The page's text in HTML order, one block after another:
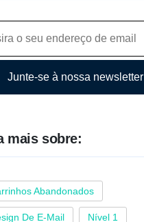
Junte-se à nossa newsletter
mais sobre:
Abandonados
De E-Mail Nível 1